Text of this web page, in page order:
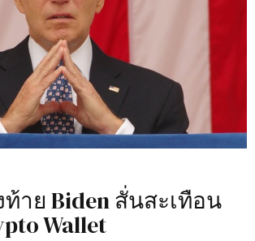
าย Biden สั่นสะเทือน
Wallet